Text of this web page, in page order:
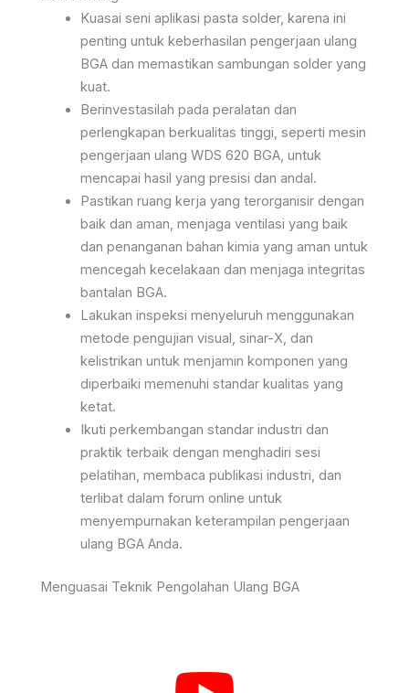
Kuasai seni aplikasi pasta solder, karena ini
penting untuk keberhasilan pengerjaan ulang
BGA dan memastikan sambungan solder yang
kuat.
Berinvestasilah pada peralatan dan
perlengkapan berkualitas tinggi, seperti mesin
pengerjaan ulang WDS 620 BGA, untuk
mencapai hasil yang presisi dan andal.
Pastikan ruang kerja yang terorganisir dengan
baik dan aman, menjaga ventilasi yang baik
dan penanganan bahan kimia yang aman untuk
mencegah kecelakaan dan menjaga integritas
bantalan BGA.
Lakukan inspeksi menyeluruh menggunakan
metode pengujian visual, sinar-X, dan
kelistrikan untuk menjamin komponen yang
diperbaiki memenuhi standar kualitas yang
ketat.
Ikuti perkembangan standar industri dan
praktik terbaik dengan menghadiri sesi
pelatihan, membaca publikasi industri, dan
terlibat dalam forum online untuk
menyempurnakan keterampilan pengerjaan
ulang BGA Anda.
Menguasai Teknik Pengolahan Ulang BGA